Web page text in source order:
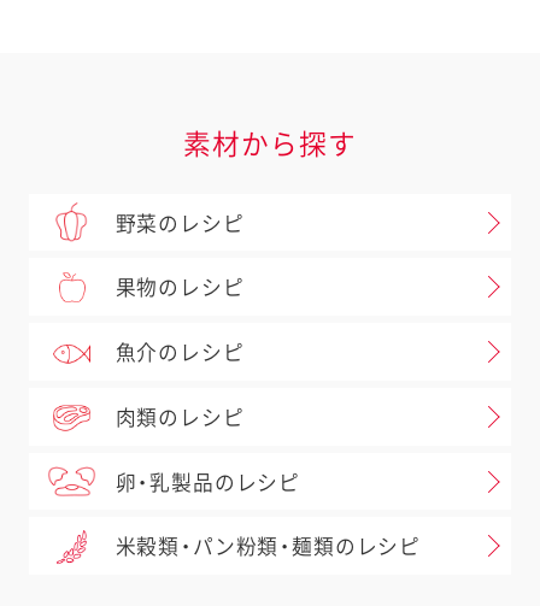
素材から探す
野菜のレシピ
果物のレシピ
魚介のレシピ
肉類のレシピ
卵・乳製品のレシピ
米穀類・パン粉類・麺類のレシピ